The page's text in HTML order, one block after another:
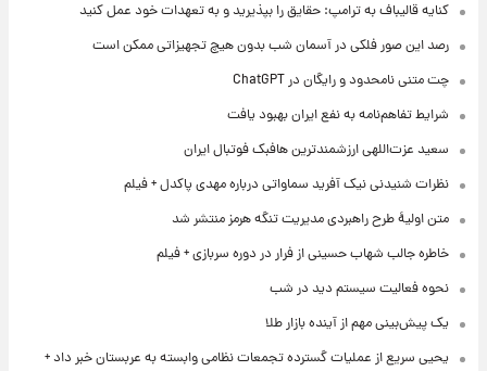
کنایه قالیباف به ترامپ: حقایق را بپذیرید و به تعهدات خود عمل کنید
رصد این صور فلکی در آسمان شب بدون هیچ تجهیزاتی ممکن است
چت متنی نامحدود و رایگان در ChatGPT
شرایط تفاهم‌نامه به نفع ایران بهبود یافت
سعید عزت‌اللهی ارزشمندترین هافبک فوتبال ایران
نظرات شنیدنی نیک آفرید سماواتی درباره مهدی پاکدل + فیلم
متن اولیۀ طرح راهبردی مدیریت تنگه هرمز منتشر شد
خاطره جالب شهاب حسینی از فرار در دوره سربازی + فیلم
نحوه فعالیت سیستم دید در شب
یک پیش‌بینی مهم از آینده بازار طلا
یحیی سریع از عملیات گسترده تجمعات نظامی وابسته به عربستان خبر داد +